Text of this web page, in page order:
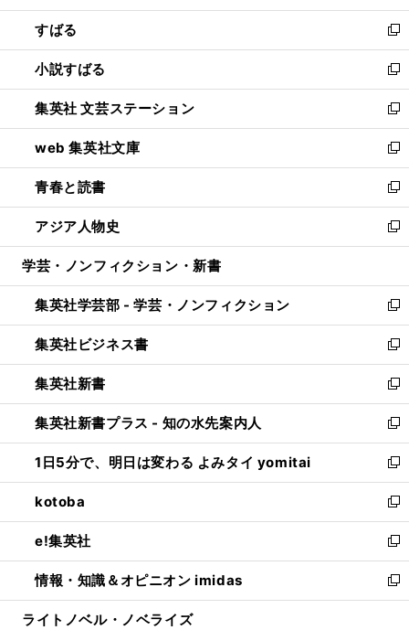
開
く
ウ
で
開
く
ン
ド
ウ
で
開
く
すばる
新
し
い
ウ
ィ
ン
ド
ウ
で
開
く
小説すばる
新
し
い
ウ
ィ
ン
ド
ウ
で
開
集英社 文芸ステーション
新
し
い
ウ
ィ
ン
ド
ウ
開
く
web 集英社文庫
新
し
い
ウ
ィ
ン
ウ
で
開
く
青春と読書
新
し
い
ウ
ン
ド
ウ
で
開
く
アジア人物史
新
し
ウ
ィ
ン
ド
ウ
で
開
く
学芸・ノンフィクション・新書
集英社学芸部 - 学芸・ノンフィクション
新
し
い
ウ
ィ
ン
ド
ウ
で
開
く
集英社ビジネス書
新
し
い
ウ
ィ
ン
ド
ウ
で
開
く
集英社新書
新
し
い
ウ
ィ
ン
ド
ウ
で
開
く
集英社新書プラス - 知の水先案内人
新
し
い
ウ
ィ
ン
ド
ウ
で
開
1日5分で、明日は変わる よみタイ yomitai
新
し
い
ウ
ィ
ン
ド
ウ
kotoba
新
し
い
ウ
ィ
ン
e!集英社
新
し
い
ウ
情報・知識＆オピニオン imidas
新
し
ライトノベル・ノベライズ